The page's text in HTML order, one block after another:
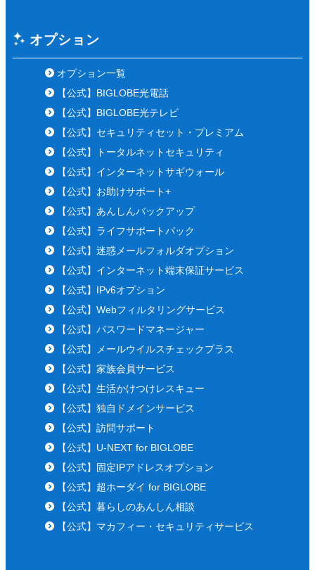
オプション
オプション一覧
【公式】BIGLOBE光電話
【公式】BIGLOBE光テレビ
【公式】セキュリティセット・プレミアム
【公式】トータルネットセキュリティ
【公式】インターネットサギウォール
【公式】お助けサポート+
【公式】あんしんバックアップ
【公式】ライフサポートパック
【公式】迷惑メールフォルダオプション
【公式】インターネット端末保証サービス
【公式】IPv6オプション
【公式】Webフィルタリングサービス
【公式】パスワードマネージャー
【公式】メールウイルスチェックプラス
【公式】家族会員サービス
【公式】生活かけつけレスキュー
【公式】独自ドメインサービス
【公式】訪問サポート
【公式】U-NEXT for BIGLOBE
【公式】固定IPアドレスオプション
【公式】超ホーダイ for BIGLOBE
【公式】暮らしのあんしん相談
【公式】マカフィー・セキュリティサービス